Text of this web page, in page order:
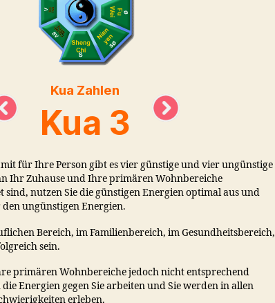
Kua Zahlen
Kua 3
für Ihre Person gibt es vier günstige und vier ungünstige
Ihr Zuhause und Ihre primären Wohnbereiche
sind, nutzen Sie die günstigen Energien optimal aus und
ungünstigen Energien.
Bereich, im Familienbereich, im Gesundheitsbereich,
sein.
primären Wohnbereiche jedoch nicht entsprechend
Energien gegen Sie arbeiten und Sie werden in allen
erleben.